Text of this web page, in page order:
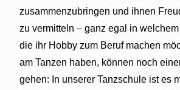
zusammenzubringen und ihnen
zu vermitteln – ganz egal in
die ihr Hobby zum Beruf machen
am Tanzen haben, können noch
gehen: In unserer Tanzschule ist es